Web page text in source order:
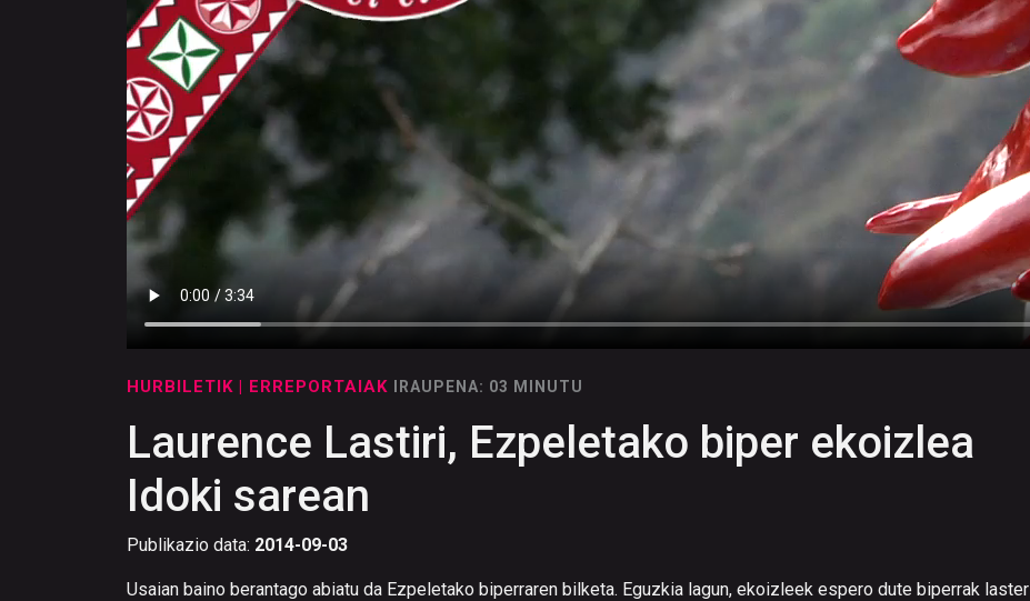
HURBILETIK | ERREPORTAIAK IRAUPENA: 03 MINUTU
Laurence Lastiri, Ezpeletako biper ekoizlea
Idoki sarean
Publikazio data: 2014-09-03
Usaian baino berantago abiatu da Ezpeletako biperraren bilketa. Eguzkia lagun, ekoizleek espero dute biperrak laster